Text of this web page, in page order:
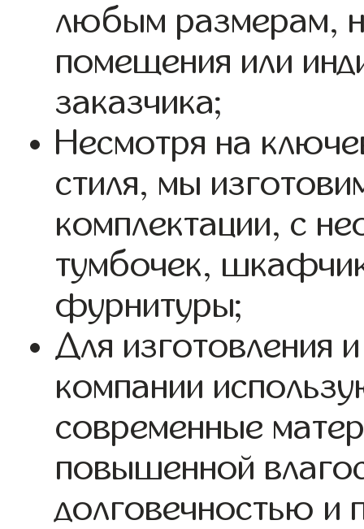
любым размерам,
помещения или
заказчика;
Несмотря на
стиля, мы
комплектации, с
тумбочек,
фурнитуры;
Для изготовления
компании
современные
повышенной
долговечностью и